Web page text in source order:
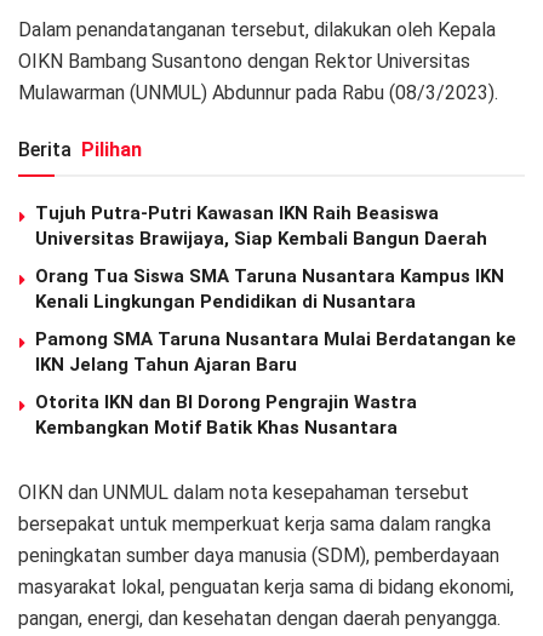
Dalam penandatanganan tersebut, dilakukan oleh Kepala
OIKN Bambang Susantono dengan Rektor Universitas
Mulawarman (UNMUL) Abdunnur pada Rabu (08/3/2023).
Berita Pilihan
Tujuh Putra-Putri Kawasan IKN Raih Beasiswa
Universitas Brawijaya, Siap Kembali Bangun Daerah
Orang Tua Siswa SMA Taruna Nusantara Kampus IKN
Kenali Lingkungan Pendidikan di Nusantara
Pamong SMA Taruna Nusantara Mulai Berdatangan ke
IKN Jelang Tahun Ajaran Baru
Otorita IKN dan BI Dorong Pengrajin Wastra
Kembangkan Motif Batik Khas Nusantara
OIKN dan UNMUL dalam nota kesepahaman tersebut
bersepakat untuk memperkuat kerja sama dalam rangka
peningkatan sumber daya manusia (SDM), pemberdayaan
masyarakat lokal, penguatan kerja sama di bidang ekonomi,
pangan, energi, dan kesehatan dengan daerah penyangga.